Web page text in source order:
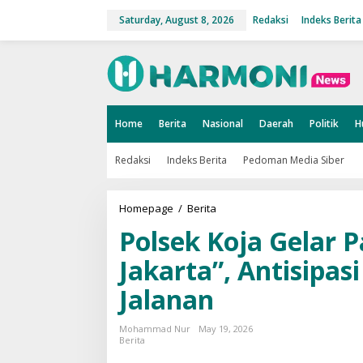
p
Saturday, August 8, 2026 Redaksi Indeks Berita
Home Berita Nasional Daerah Politik
Redaksi Indeks Berita Pedoman Media Siber
Homepage / Berita
l
s
k
G
Polsek Koja Gelar
Jakarta”,
Jalanan
Mohammad Nur
May 19, 2026
Berita